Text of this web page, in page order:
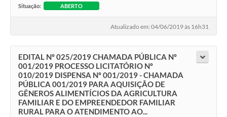
Situação: ABERTO
Atualizado em: 04/06/2019 às 16h31
EDITAL Nº 025/2019 CHAMADA PÚBLICA Nº
001/2019 PROCESSO LICITATÓRIO Nº
010/2019 DISPENSA Nº 001/2019 - CHAMADA
PÚBLICA 001/2019 PARA AQUISIÇÃO DE
GÊNEROS ALIMENTÍCIOS DA AGRICULTURA
FAMILIAR E DO EMPREENDEDOR FAMILIAR
RURAL PARA O ATENDIMENTO AO...